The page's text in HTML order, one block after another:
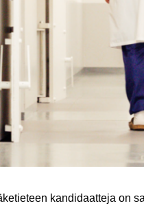
kan­di­daat­te­ja on